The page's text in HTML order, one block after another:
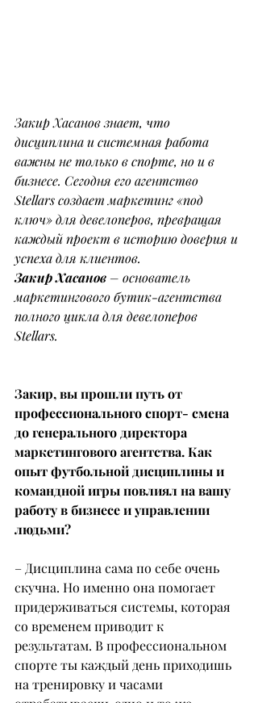
Закир Хасанов знает, что
дисциплина и системная работа
важны не только в спорте, но и в
бизнесе. Сегодня его агентство
Stellars создает маркетинг «под
ключ» для девелоперов, превращая
каждый проект в историю доверия и
успеха для клиентов.
Закир Хасанов – основатель
маркетингового бутик-агентства
полного цикла для девелоперов
Stellars.
Закир, вы прошли путь от
профессионального спорт- смена
до генерального директора
маркетингового агентства. Как
опыт футбольной дисциплины и
командной игры повлиял на вашу
работу в бизнесе и управлении
людьми?
– Дисциплина сама по себе очень
скучна. Но именно она помогает
придерживаться системы, которая
со временем приводит к
результатам. В профессиональном
спорте ты каждый день приходишь
на тренировку и часами